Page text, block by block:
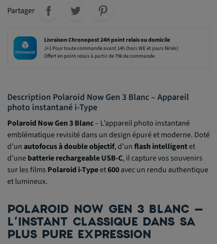
Partager
Livraison Chronopost 24H point relais ou domicile
J+1 Pour toute commande avant 14h (hors WE et jours fériés)
Offert en point relais à partir de 79€ de commande
Description Polaroid Now Gen 3 Blanc – Appareil
photo instantané i-Type
Polaroid Now Gen 3 Blanc– L’appareil photo instantané
emblématique revisité dans un design épuré et moderne. Doté
d’unautofocus à double objectif, d’unflash intelligentet
d’unebatterie rechargeable USB-C, il capture vos souvenirs
sur les films Polaroid i-Typeet600avec un rendu authentique
et lumineux.
POLAROID NOW GEN 3 BLANC –
L’INSTANT CLASSIQUE DANS SA
PLUS PURE EXPRESSION